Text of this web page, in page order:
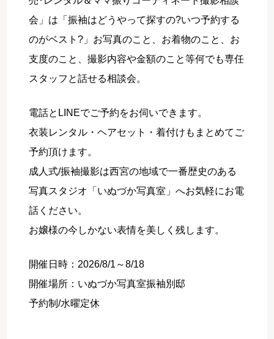
会」は「振袖はどうやって探すの?いつ予約する
のがベスト?」お写真のこと、お着物のこと、お
支度のこと、撮影内容や金額のこと等何でも専任
スタッフと話せる相談会。
電話とLINEでご予約をお伺いできます。
衣装レンタル・ヘアセット・着付けもまとめてご
予約頂けます。
成人式/振袖撮影は西宮の地域で一番歴史のある
写真スタジオ「いぬづか写真室」へお気軽にお電
話ください。
お嬢様の今しかない表情を美しく残します。
開催日時：2026/8/1～8/18
開催場所：いぬづか写真室振袖別邸
予約制/水曜定休